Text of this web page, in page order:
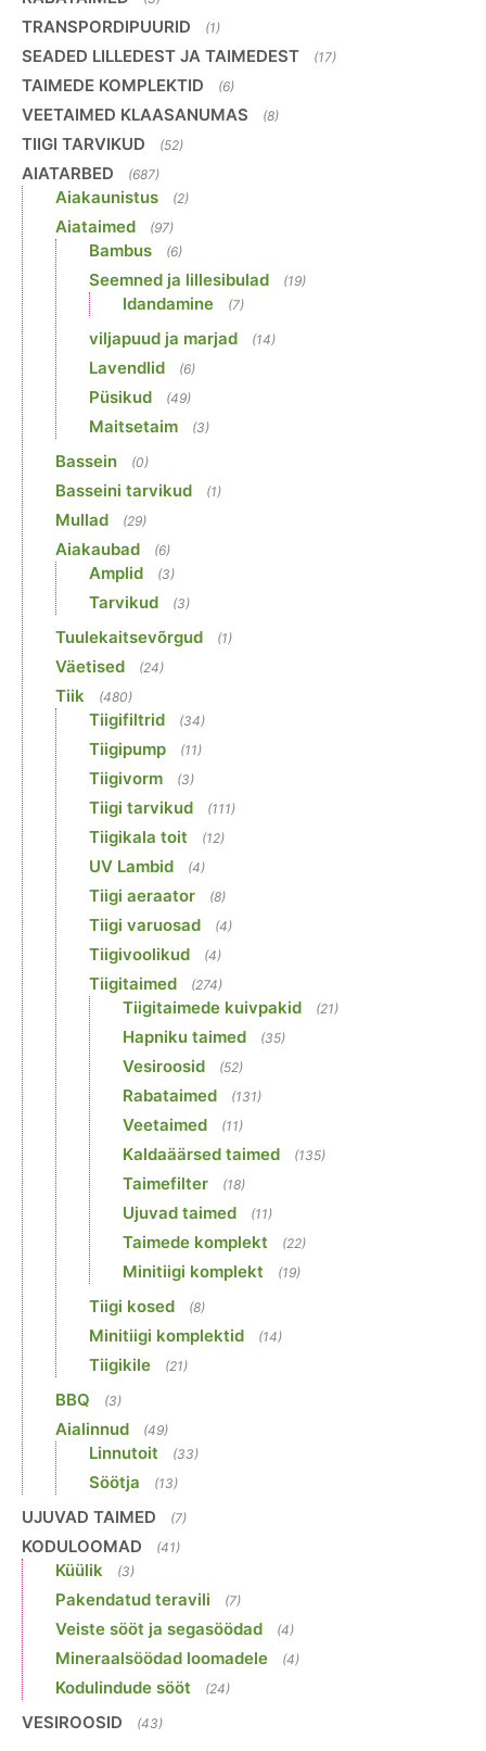
TRANSPORDIPUURID (1)
SEADED LILLEDEST JA TAIMEDEST (17)
TAIMEDE KOMPLEKTID (6)
VEETAIMED KLAASANUMAS (8)
TIIGI TARVIKUD (52)
AIATARBED (687)
Aiakaunistus (2)
Aiataimed (97)
Bambus (6)
Seemned ja lillesibulad (19)
Idandamine (7)
viljapuud ja marjad (14)
Lavendlid (6)
Püsikud (49)
Maitsetaim (3)
Bassein (0)
Basseini tarvikud (1)
Mullad (29)
Aiakaubad (6)
Amplid (3)
Tarvikud (3)
Tuulekaitsevõrgud (1)
Väetised (24)
Tiik (480)
Tiigifiltrid (34)
Tiigipump (11)
Tiigivorm (3)
Tiigi tarvikud (111)
Tiigikala toit (12)
UV Lambid (4)
Tiigi aeraator (8)
Tiigi varuosad (4)
Tiigivoolikud (4)
Tiigitaimed (274)
Tiigitaimede kuivpakid (21)
Hapniku taimed (35)
Vesiroosid (52)
Rabataimed (131)
Veetaimed (11)
Kaldaäärsed taimed (135)
Taimefilter (18)
Ujuvad taimed (11)
Taimede komplekt (22)
Minitiigi komplekt (19)
Tiigi kosed (8)
Minitiigi komplektid (14)
Tiigikile (21)
BBQ (3)
Aialinnud (49)
Linnutoit (33)
Söötja (13)
UJUVAD TAIMED (7)
KODULOOMAD (41)
Küülik (3)
Pakendatud teravili (7)
Veiste sööt ja segasöödad (4)
Mineraalsöödad loomadele (4)
Kodulindude sööt (24)
VESIROOSID (43)